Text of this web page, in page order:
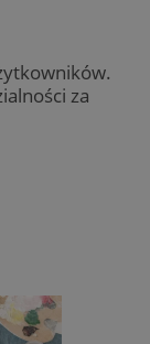
za